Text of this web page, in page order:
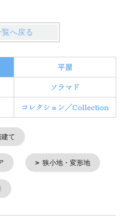
覧へ戻る
平屋
ソラマド
コレクション／Collection
建て
狭小地・変形地